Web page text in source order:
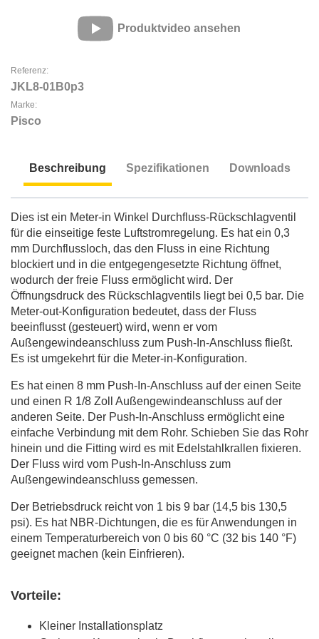
Produktvideo ansehen
Referenz:
JKL8-01B0p3
Marke:
Pisco
Beschreibung Spezifikationen Downloads
Dies ist ein Meter-in Winkel Durchfluss-Rückschlagventil
für die einseitige feste Luftstromregelung. Es hat ein 0,3
mm Durchflussloch, das den Fluss in eine Richtung
blockiert und in die entgegengesetzte Richtung öffnet,
wodurch der freie Fluss ermöglicht wird. Der
Öffnungsdruck des Rückschlagventils liegt bei 0,5 bar. Die
Meter-out-Konfiguration bedeutet, dass der Fluss
beeinflusst (gesteuert) wird, wenn er vom
Außengewindeanschluss zum Push-In-Anschluss fließt.
Es ist umgekehrt für die Meter-in-Konfiguration.
Es hat einen 8 mm Push-In-Anschluss auf der einen Seite
und einen R 1/8 Zoll Außengewindeanschluss auf der
anderen Seite. Der Push-In-Anschluss ermöglicht eine
einfache Verbindung mit dem Rohr. Schieben Sie das Rohr
hinein und die Fitting wird es mit Edelstahlkrallen fixieren.
Der Fluss wird vom Push-In-Anschluss zum
Außengewindeanschluss gemessen.
Der Betriebsdruck reicht von 1 bis 9 bar (14,5 bis 130,5
psi). Es hat NBR-Dichtungen, die es für Anwendungen in
einem Temperaturbereich von 0 bis 60 °C (32 bis 140 °F)
geeignet machen (kein Einfrieren).
Vorteile:
Kleiner Installationsplatz